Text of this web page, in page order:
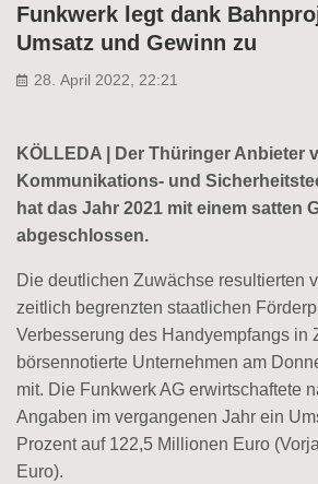
Funkwerk legt dank
Umsatz und Gewinn zu
28. April 2022, 22:21
KÖLLEDA | Der Thüringer Anbieter
Kommunikations- und
hat das Jahr 2021 mit einem satten
abgeschlossen.
Die deutlichen Zuwächse resultierten
zeitlich begrenzten staatlichen
Verbesserung des Handyempfangs in
börsennotierte Unternehmen am
mit. Die Funkwerk AG erwirtschaftete
Angaben im vergangenen Jahr ein
Prozent auf 122,5 Millionen Euro
Euro).